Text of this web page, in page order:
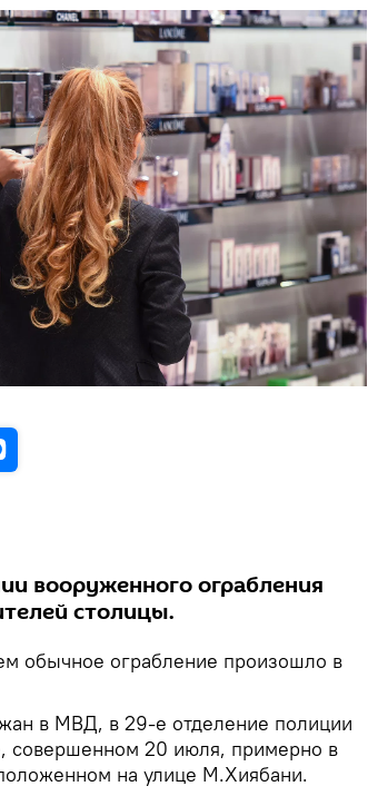
вооруженного ограбления
столицы.
обычное ограбление произошло в
в МВД, в 29-е отделение полиции
совершенном 20 июля, примерно в
на улице М.Хиябани.